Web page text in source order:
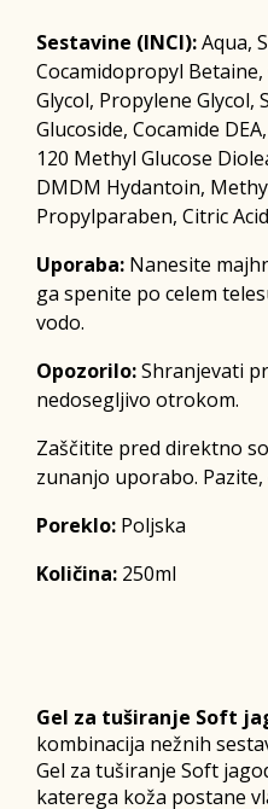
Sestavine (INCI):Aqua,
Cocamidopropyl
Glycol, Propylene Glycol,
Glucoside, Cocamide
120 Methyl Glucose
DMDM Hydantoin,
Propylparaben, Citric
Uporaba: Nanesite
ga spenite po celem
vodo.
Opozorilo:Shranjevati
nedosegljivo otrokom.
Zaščitite pred direktno
zunanjo uporabo.
Poreklo: Poljska
Količina: 250ml
Gel za tuširanje Soft
kombinacija nežnih
Gel za tuširanje Soft
katerega koža postane